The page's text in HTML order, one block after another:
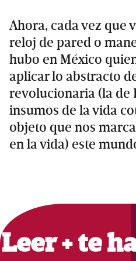
Ahora, cada vez que
reloj de pared o
hubo en México
aplicar lo abstracto
revolucionaria (la de
insumos de la vida
objeto que nos
en la vida) este
Primary
Sidebar
Leer + te